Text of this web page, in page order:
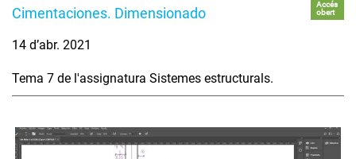
Cimentaciones. Dimensionado
Accés
obert
14 d’abr. 2021
Tema 7 de l'assignatura Sistemes estructurals.